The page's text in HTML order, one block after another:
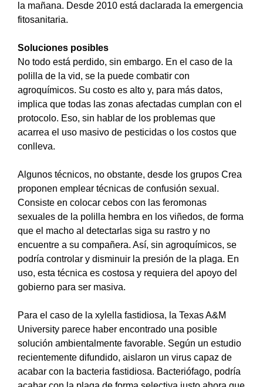
la mañana. Desde 2010 está daclarada la emergencia
fitosanitaria.
Soluciones posibles
No todo está perdido, sin embargo. En el caso de la
polilla de la vid, se la puede combatir con
agroquímicos. Su costo es alto y, para más datos,
implica que todas las zonas afectadas cumplan con el
protocolo. Eso, sin hablar de los problemas que
acarrea el uso masivo de pesticidas o los costos que
conlleva.
Algunos técnicos, no obstante, desde los grupos Crea
proponen emplear técnicas de confusión sexual.
Consiste en colocar cebos con las feromonas
sexuales de la polilla hembra en los viñedos, de forma
que el macho al detectarlas siga su rastro y no
encuentre a su compañera. Así, sin agroquímicos, se
podría controlar y disminuir la presión de la plaga. En
uso, esta técnica es costosa y requiera del apoyo del
gobierno para ser masiva.
Para el caso de la xylella fastidiosa, la Texas A&M
University parece haber encontrado una posible
solución ambientalmente favorable. Según un estudio
recientemente difundido, aislaron un virus capaz de
acabar con la bacteria fastidiosa. Bacteriófago, podría